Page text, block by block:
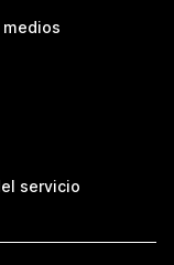
medios
servicio